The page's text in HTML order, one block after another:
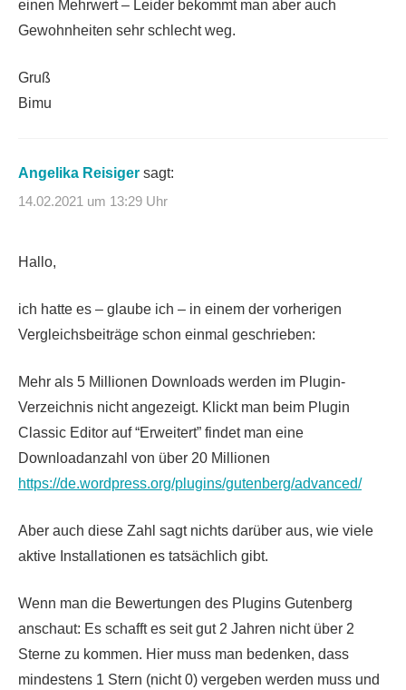
einen Mehrwert – Leider bekommt man aber auch
Gewohnheiten sehr schlecht weg.
Gruß
Bimu
Angelika Reisiger sagt:
14.02.2021 um 13:29 Uhr
Hallo,
ich hatte es – glaube ich – in einem der vorherigen
Vergleichsbeiträge schon einmal geschrieben:
Mehr als 5 Millionen Downloads werden im Plugin-
Verzeichnis nicht angezeigt. Klickt man beim Plugin
Classic Editor auf “Erweitert” findet man eine
Downloadanzahl von über 20 Millionen
https://de.wordpress.org/plugins/gutenberg/advanced/
Aber auch diese Zahl sagt nichts darüber aus, wie viele
aktive Installationen es tatsächlich gibt.
Wenn man die Bewertungen des Plugins Gutenberg
anschaut: Es schafft es seit gut 2 Jahren nicht über 2
Sterne zu kommen. Hier muss man bedenken, dass
mindestens 1 Stern (nicht 0) vergeben werden muss und